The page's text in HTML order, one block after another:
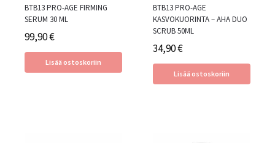
BTB13 PRO-AGE FIRMING
SERUM 30 ML
99,90€
Lisää ostoskoriin
BTB13 PRO-AGE
KASVOKUORINTA – AHA DUO
SCRUB 50ML
34,90€
Lisää ostoskoriin